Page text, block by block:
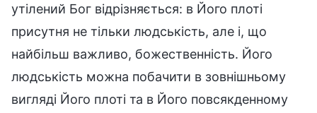
утілений Бог відрізняється: в Його плоті
присутня не тільки людськість, але і, що
найбільш важливо, божественність. Його
людськість можна побачити в зовнішньому
вигляді Його плоті та в Його повсякденному